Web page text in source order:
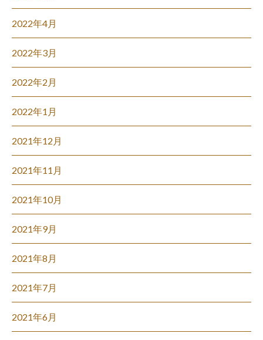
2022年4月
2022年3月
2022年2月
2022年1月
2021年12月
2021年11月
2021年10月
2021年9月
2021年8月
2021年7月
2021年6月